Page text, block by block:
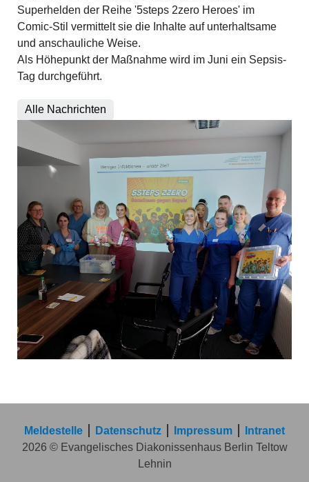
Superhelden der Reihe '5steps 2zero Heroes' im
Comic-Stil vermittelt sie die Inhalte auf unterhaltsame
und anschauliche Weise.
Als Höhepunkt der Maßnahme wird im Juni ein Sepsis-
Tag durchgeführt.
Alle Nachrichten
Meldestelle Datenschutz Impressum
Intranet
2026 © Evangelisches Diakonissenhaus Berlin Teltow
Lehnin